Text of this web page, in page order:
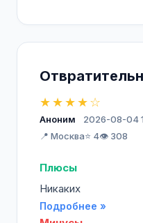
★★★★☆
Аноним
2026-08-04
📍 Москва⭐ 4👁️ 308
Плюсы
Никаких
Подробнее »